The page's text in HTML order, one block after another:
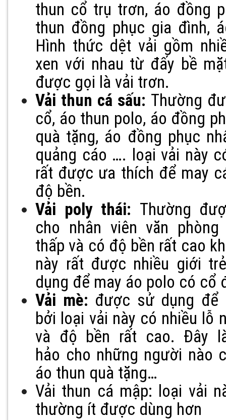
thun cổ trụ trơn, áo đồng
thun đồng phục gia đình,
Hình thức dệt vải gồm
xen với nhau từ đấy bề
được gọi là vải trơn.
Vải thun cá sấu: Thường
cổ, áo thun polo, áo đồng
quà tặng, áo đồng phục
quảng cáo …. loại vải này
rất được ưa thích để may
độ bền.
Vải poly thái: Thường
cho nhân viên văn
thấp và có độ bền rất cao
này rất được nhiều giới
dụng để may áo polo có cổ
Vải mè: được sử dụng để
bởi loại vải này có nhiều lỗ
và độ bền rất cao. Đây
hảo cho những người nào
áo thun quà tặng…
Vải thun cá mập: loại vải
thường ít được dùng hơn